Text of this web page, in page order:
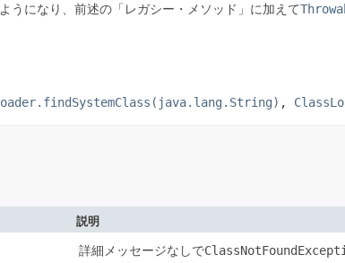
うになり、前述の「レガシー・メソッド」に加えて
,
説明
詳細メッセージなしで